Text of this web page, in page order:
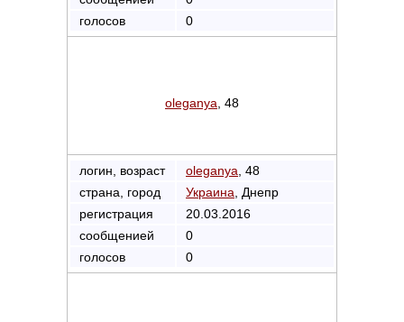
голосов
0
oleganya , 48
логин, возраст oleganya , 48
страна, город
Украина , Днепр
регистрация
20.03.2016
сообщенией
0
голосов
0